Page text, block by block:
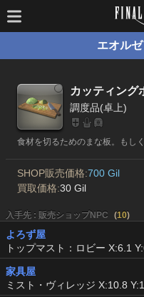
エオル
カッティング
調度品(卓上)
食材を切るためのまな板。もし
SHOP販売価格:700 Gil
買取価格:30 Gil
入手先 : 販売ショップNPC (10)
よろず屋
トップマスト：ロビー X:6.1
家具屋
ミスト・ヴィレッジ X:10.8